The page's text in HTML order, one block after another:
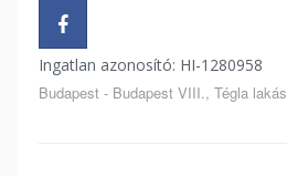
Ingatlan azonosító: HI-1280958
Budapest - Budapest VIII., Tégla lakás